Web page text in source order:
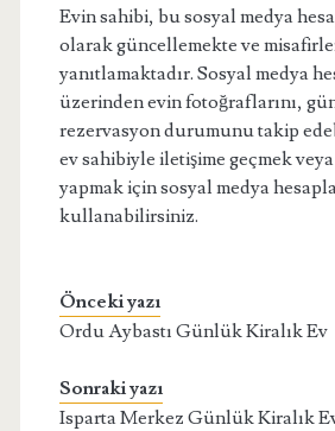
Evin sahibi, bu sosyal medya
olarak güncellemekte ve
yanıtlamaktadır. Sosyal medya
üzerinden evin fotoğraflarını,
rezervasyon durumunu takip
ev sahibiyle iletişime geçmek
yapmak için sosyal medya
kullanabilirsiniz.
Önceki yazı
Ordu Aybastı Günlük Kiralık Ev
Sonraki yazı
Isparta Merkez Günlük Kiralık